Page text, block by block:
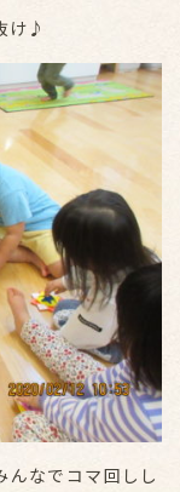
け♪
なでコマ回しし